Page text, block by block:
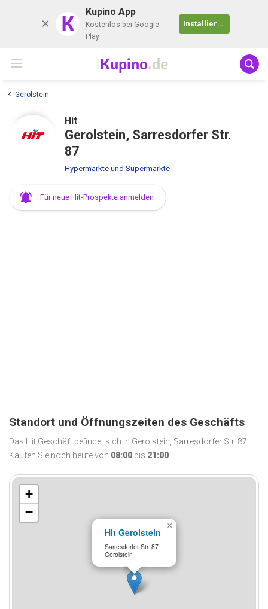
K Kupino App
Kostenlos bei Google
Play
Installieren
Kupino.de
Gerolstein
Hit
Gerolstein, Sarresdorfer Str.
87
Hypermärkte und Supermärkte
Für neue Hit-Prospekte anmelden
Standort und Öffnungszeiten des Geschäfts
Das Hit Geschäft befindet sich in Gerolstein, Sarresdorfer Str. 87.
Kaufen Sie noch heute von 08:00 bis 21:00.
Hit Gerolstein
Sarresdorfer Str. 87
Gerolstein
×
+
−